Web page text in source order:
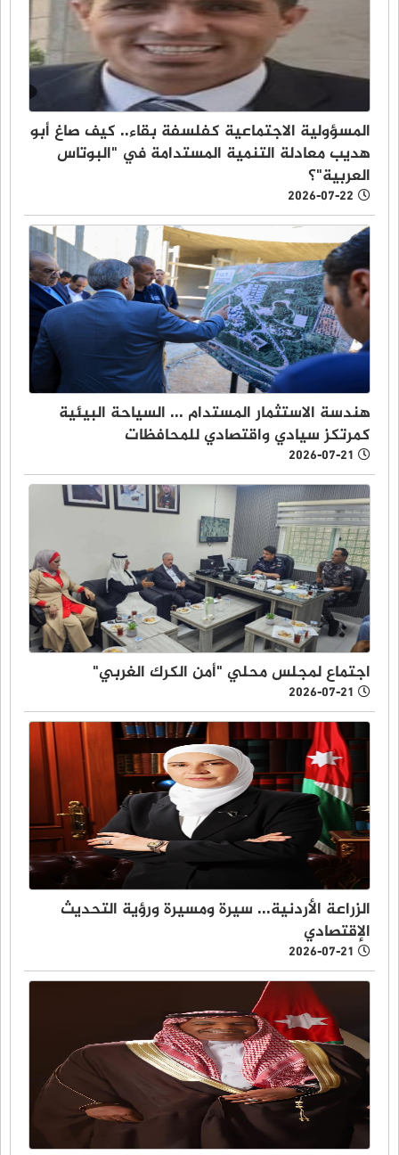
المسؤولية الاجتماعية كفلسفة بقاء.. كيف صاغ أبو
هديب معادلة التنمية المستدامة في "البوتاس
العربية"؟
2026-07-22
هندسة الاستثمار المستدام ... السياحة البيئية
كمرتكز سيادي واقتصادي للمحافظات
2026-07-21
اجتماع لمجلس محلي "أمن الكرك الغربي"
2026-07-21
الزراعة الأردنية... سيرة ومسيرة ورؤية التحديث
الإقتصادي
2026-07-21